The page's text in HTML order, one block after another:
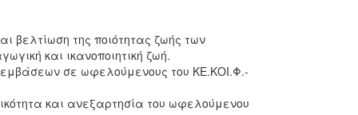
βελτίωση της ποιότητας ζωής των
και ικανοποιητική ζωή.
σε ωφελούμενους του ΚΕ.ΚΟΙ.Φ.-
και ανεξαρτησία του ωφελούμενου